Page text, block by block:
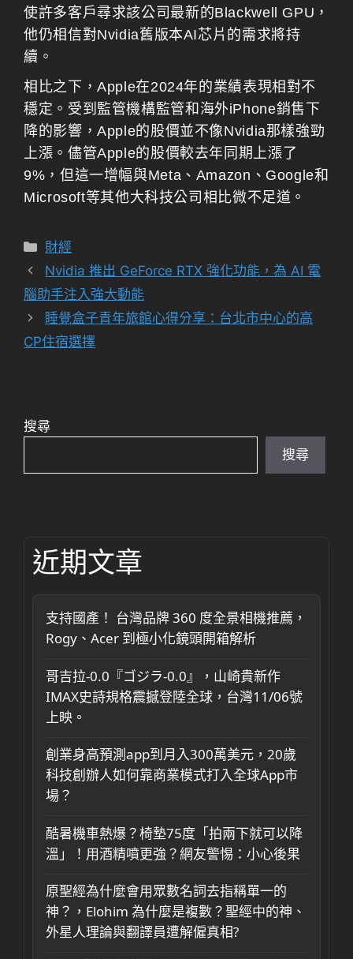
使許多客戶尋求該公司最新的Blackwell GPU，
他仍相信對Nvidia舊版本AI芯片的需求將持
續。
相比之下，Apple在2024年的業績表現相對不
穩定。受到監管機構監管和海外iPhone銷售下
降的影響，Apple的股價並不像Nvidia那樣強勁
上漲。儘管Apple的股價較去年同期上漲了
9%，但這一增幅與Meta、Amazon、Google和
Microsoft等其他大科技公司相比微不足道。
分
類
財經
Nvidia 推出 GeForce RTX 強化功能，為 AI 電
腦助手注入強大動能
睡覺盒子青年旅館心得分享：台北市中心的高
CP住宿選擇
搜尋
搜尋
近期文章
支持國產！ 台灣品牌 360 度全景相機推薦，
Rogy、Acer 到極小化鏡頭開箱解析
哥吉拉-0.0『ゴジラ-0.0』，山崎貴新作
IMAX史詩規格震撼登陸全球，台灣11/06號
上映。
創業身高預測app到月入300萬美元，20歲
科技創辦人如何靠商業模式打入全球App市
場？
酷暑機車熱爆？椅墊75度「拍兩下就可以降
溫」！用酒精噴更強？網友警惕：小心後果
原聖經為什麼會用眾數名詞去指稱單一的
神？，Elohim 為什麼是複數？聖經中的神、
外星人理論與翻譯員遭解僱真相?